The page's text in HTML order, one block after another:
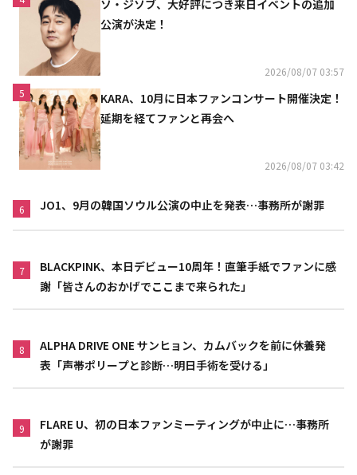
ソ・ジソブ、大好評につき来日イベントの追加
公演が決定！
2026/08/07 03:57
5
KARA、10月に日本ファンコンサート開催決定！
延期を経てファンと再会へ
2026/08/07 03:42
6 JO1、9月の韓国ソウル公演の中止を発表…事務所が謝罪
7
BLACKPINK、本日デビュー10周年！直筆手紙でファンに感
謝「皆さんのおかげでここまで来られた」
8
ALPHA DRIVE ONE サンヒョン、カムバックを前に休養発
表「声帯ポリープと診断…明日手術を受ける」
9
FLARE U、初の日本ファンミーティングが中止に…事務所
が謝罪